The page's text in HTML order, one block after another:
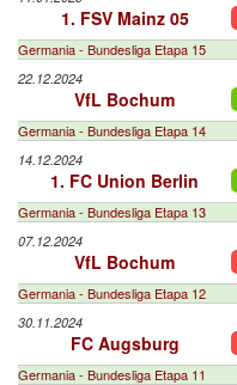
1. FSV Mainz 05
Germania - Bundesliga Etapa 15
22.12.2024
VfL Bochum
Germania - Bundesliga Etapa 14
14.12.2024
1. FC Union Berlin
Germania - Bundesliga Etapa 13
07.12.2024
VfL Bochum
Germania - Bundesliga Etapa 12
30.11.2024
FC Augsburg
Germania - Bundesliga Etapa 11